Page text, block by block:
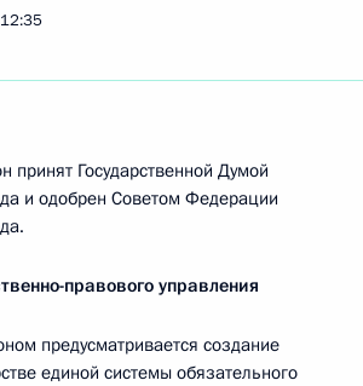
12:35
принят Государственной Думой
и одобрен Советом Федерации
правового управления
предусматривается создание
единой системы обязательного